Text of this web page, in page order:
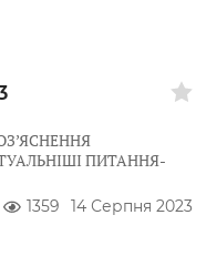
ПИТАННЯ-
1359 14 Серпня 2023